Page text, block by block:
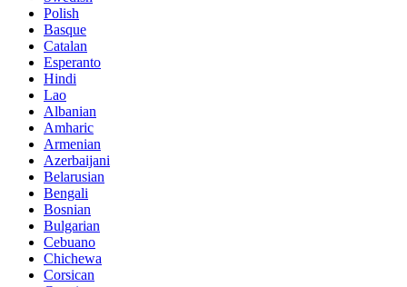
Polish
Basque
Catalan
Esperanto
Hindi
Lao
Albanian
Amharic
Armenian
Azerbaijani
Belarusian
Bengali
Bosnian
Bulgarian
Cebuano
Chichewa
Corsican